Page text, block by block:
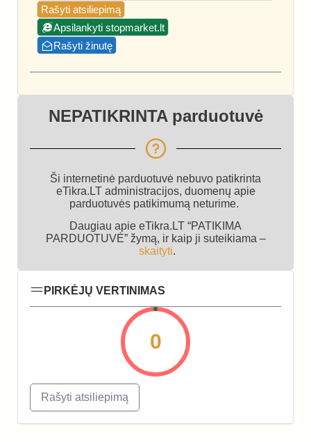
Rašyti atsiliepimą
Apsilankyti stopmarket.lt
Rašyti žinutę
NEPATIKRINTA parduotuvė
Ši internetinė parduotuvė nebuvo patikrinta
eTikra.LT administracijos, duomenų apie
parduotuvės patikimumą neturime.
Daugiau apie eTikra.LT “PATIKIMA
PARDUOTUVĖ” žymą, ir kaip ji suteikiama –
skaityti.
PIRKĖJŲ VERTINIMAS
0
Rašyti atsiliepimą